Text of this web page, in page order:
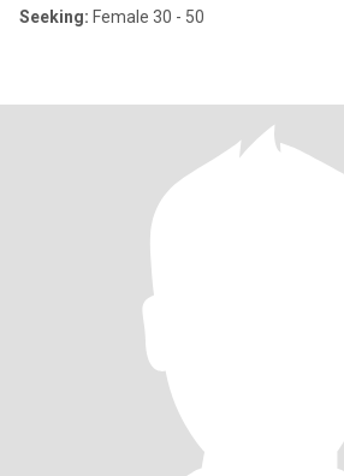
Seeking: Female 30 - 50